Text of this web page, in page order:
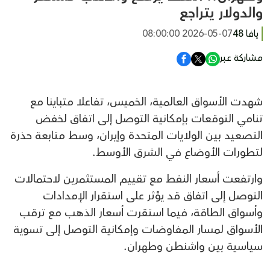
والدولار يتراجع
يافا 48
2026-05-07 08:00:00
مشاركة عبر
شهدت الأسواق العالمية، الخميس، تفاعلا متباينا مع
تنامي التوقعات بإمكانية التوصل إلى اتفاق لخفض
التصعيد بين الولايات المتحدة وإيران، وسط متابعة حذرة
لتطورات الأوضاع في الشرق الأوسط.
وارتفعت أسعار النفط مع تقييم المستثمرين لاحتمالات
التوصل إلى اتفاق قد يؤثر على استقرار الإمدادات
وأسواق الطاقة، فيما استقرت أسعار الذهب مع ترقب
الأسواق لمسار المفاوضات وإمكانية التوصل إلى تسوية
سياسية بين واشنطن وطهران.